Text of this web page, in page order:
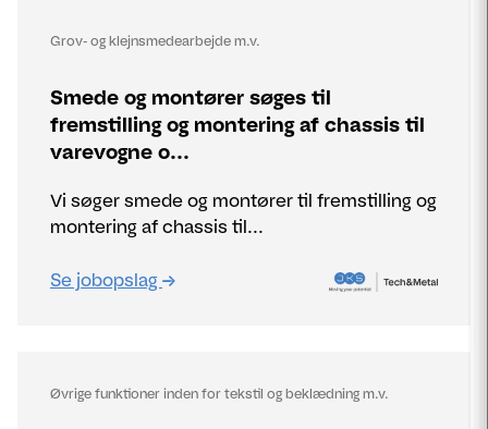
Grov- og klejnsmedearbejde m.v.
Smede og montører søges til
fremstilling og montering af chassis til
varevogne o...
Vi søger smede og montører til fremstilling og
montering af chassis til...
Se jobopslag
Øvrige funktioner inden for tekstil og beklædning m.v.